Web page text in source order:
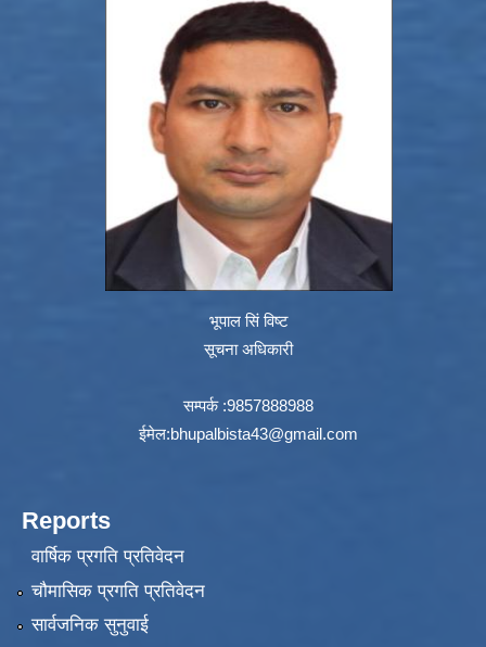
भूपाल सिं विष्ट
सूचना अधिकारी
सम्पर्क :9857888988
ईमेल:bhupalbista43@gmail.com
Reports
वार्षिक प्रगति प्रतिवेदन
चौमासिक प्रगति प्रतिवेदन
सार्वजनिक सुनुवाई